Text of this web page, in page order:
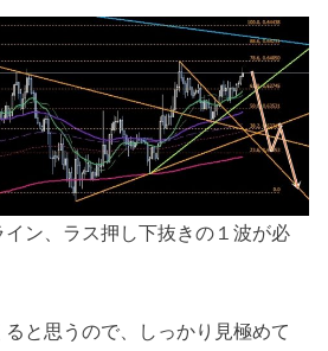
ン、ラス押し下抜きの１波が必
と思うので、しっかり見極めて